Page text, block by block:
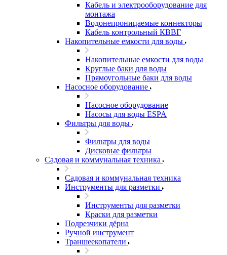
Кабель и электрооборудование для
монтажа
Водонепроницаемые коннекторы
Кабель контрольный КВВГ
Накопительные емкости для воды
Накопительные емкости для воды
Круглые баки для воды
Прямоугольные баки для воды
Насосное оборудование
Насосное оборудование
Насосы для воды ESPA
Фильтры для воды
Фильтры для воды
Дисковые фильтры
Садовая и коммунальная техника
Садовая и коммунальная техника
Инструменты для разметки
Инструменты для разметки
Краски для разметки
Подрезчики дёрна
Ручной инструмент
Траншеекопатели